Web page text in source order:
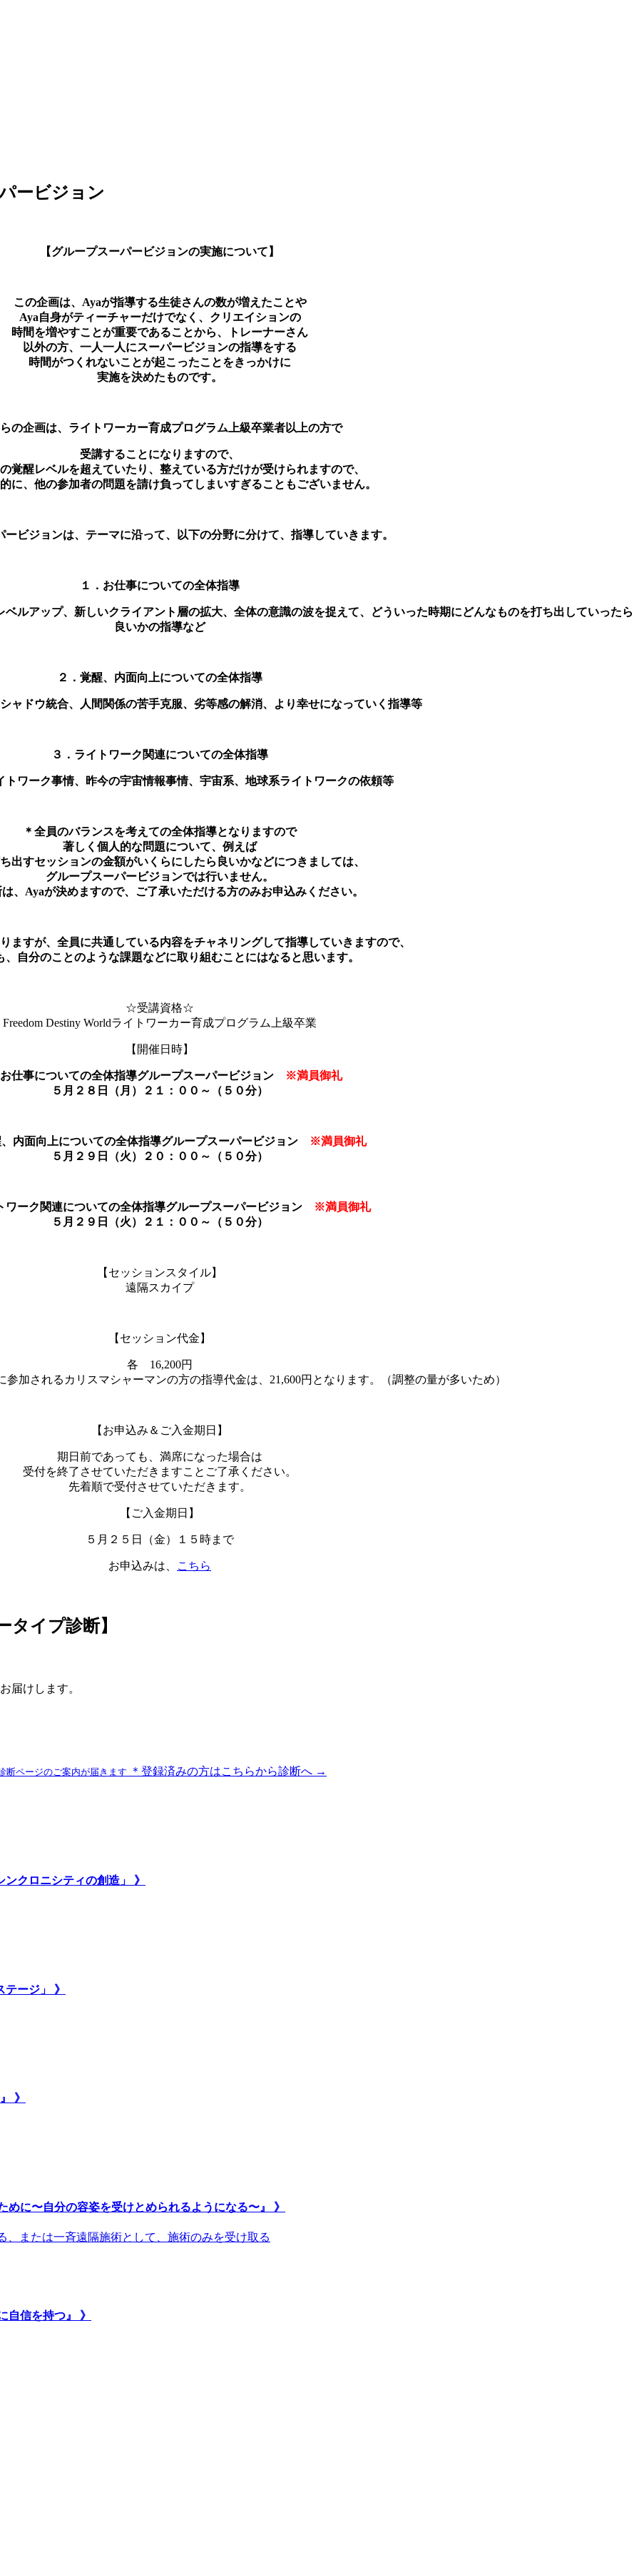
ービジョン
【グループスーパービジョンの実施について】
この企画は、Ayaが指導する生徒さんの数が増えたことや
Aya自身がティーチャーだけでなく、クリエイションの
時間を増やすことが重要であることから、トレーナーさん
以外の方、一人一人にスーパービジョンの指導をする
時間がつくれないことが起こったことをきっかけに
実施を決めたものです。
の企画は、ライトワーカー育成プログラム上級卒業者以上の方で
受講することになりますので、
覚醒レベルを超えていたり、整えている方だけが受けられますので、
に、他の参加者の問題を請け負ってしまいすぎることもございません。
ービジョンは、テーマに沿って、以下の分野に分けて、指導していきます。
１．お仕事についての全体指導
ルアップ、新しいクライアント層の拡大、全体の意識の波を捉えて、どういった時期にどんなものを打ち出していったら
良いかの指導など
２．覚醒、内面向上についての全体指導
ャドウ統合、人間関係の苦手克服、劣等感の解消、より幸せになっていく指導等
３．ライトワーク関連についての全体指導
トワーク事情、昨今の宇宙情報事情、宇宙系、地球系ライトワークの依頼等
＊全員のバランスを考えての全体指導となりますので
著しく個人的な問題について、例えば
出すセッションの金額がいくらにしたら良いかなどにつきましては、
グループスーパービジョンでは行いません。
、Ayaが決めますので、ご了承いただける方のみお申込みください。
ますが、全員に共通している内容をチャネリングして指導していきますので、
、自分のことのような課題などに取り組むことにはなると思います。
☆受講資格☆
Freedom Destiny Worldライトワーカー育成プログラム上級卒業
【開催日時】
お仕事についての全体指導グループスーパービジョン
※満員御礼
５月２８日（月）２１：００～（５０分）
、内面向上についての全体指導グループスーパービジョン
※満員御礼
５月２９日（火）２０：００～（５０分）
ワーク関連についての全体指導グループスーパービジョン
※満員御礼
５月２９日（火）２１：００～（５０分）
【セッションスタイル】
遠隔スカイプ
【セッション代金】
各 16,200円
加されるカリスマシャーマンの方の指導代金は、21,600円となります。（調整の量が多いため）
【お申込み＆ご入金期日】
期日前であっても、満席になった場合は
受付を終了させていただきますことご了承ください。
先着順で受付させていただきます。
【ご入金期日】
５月２５日（金）１５時まで
お申込みは、 こちら
タイプ診断】
届けします。
断ページのご案内が届きます ＊登録済みの方はこちらから診断へ →
クロニシティの創造」 》
ージ」 》
》
に〜自分の容姿を受けとめられるようになる〜』 》
、または一斉遠隔施術として、施術のみを受け取る
信を持つ』 》